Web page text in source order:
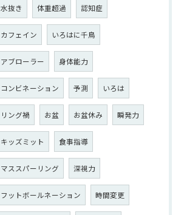
水抜き 体重超過 認知症
カフェイン いろはに千鳥
アブローラー 身体能力
コンビネーション 予測 いろは
リング禍 お盆 お盆休み 瞬発力
キッズミット 食事指導
マススパーリング 深視力
フットボールネーション 時間変更